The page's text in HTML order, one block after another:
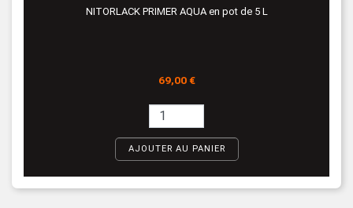
NITORLACK PRIMER AQUA en pot de 5 L
Prix
69,00 €
AJOUTER AU PANIER